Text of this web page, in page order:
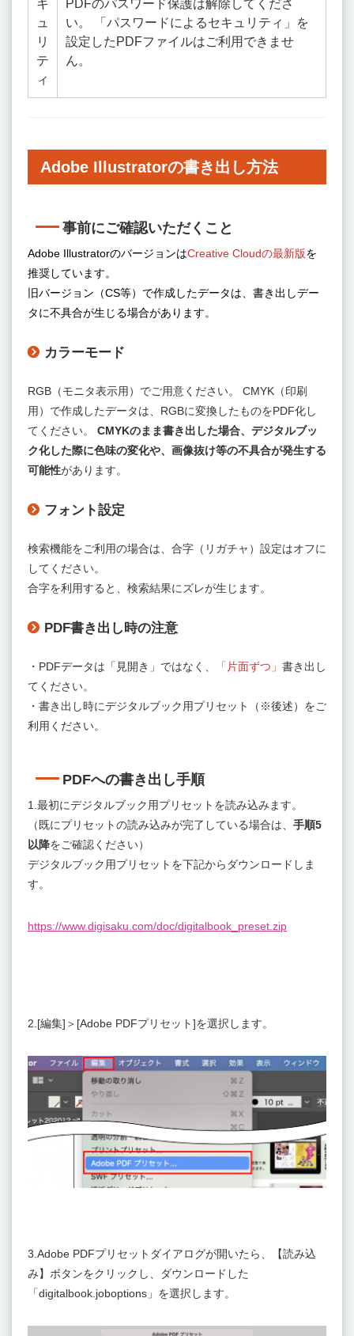
🤖 デジサクお問い合わせ
キ
ュ
リ
テ
ィ
PDFのパスワード保護は解除してくださ
い。 「パスワードによるセキュリティ」を
設定したPDFファイルはご利用できませ
ん。
Adobe Illustratorの書き出し方法
事前にご確認いただくこと
Adobe IllustratorのバージョンはCreative Cloudの最新版を
推奨しています。
旧バージョン（CS等）で作成したデータは、書き出しデー
タに不具合が生じる場合があります。
カラーモード
RGB（モニタ表示用）でご用意ください。 CMYK（印刷
用）で作成したデータは、RGBに変換したものをPDF化し
てください。 CMYKのまま書き出した場合、デジタルブッ
ク化した際に色味の変化や、画像抜け等の不具合が発生する
可能性があります。
フォント設定
検索機能をご利用の場合は、合字（リガチャ）設定はオフに
してください。
合字を利用すると、検索結果にズレが生じます。
PDF書き出し時の注意
・PDFデータは「見開き」ではなく、 「片面ずつ」 書き出し
てください。
・書き出し時にデジタルブック用プリセット（※後述）をご
利用ください。
PDFへの書き出し手順
1.最初にデジタルブック用プリセットを読み込みます。
（既にプリセットの読み込みが完了している場合は、 手順5
以降をご確認ください）
デジタルブック用プリセットを下記からダウンロードしま
す。
https://www.digisaku.com/doc/digitalbook_preset.zip
2.[編集]＞[Adobe PDFプリセット]を選択します。
3.Adobe PDFプリセットダイアログが開いたら、【読み込
み】ボタンをクリックし、ダウンロードした
「digitalbook.joboptions」を選択します。